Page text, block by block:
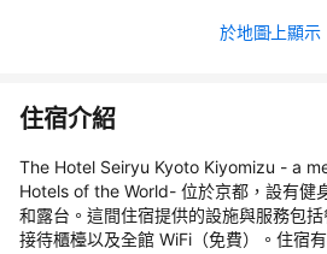
於地圖上顯示
住宿介紹
The Hotel Seiryu Kyoto Kiyomizu - a
Hotels of the World- 位於京都，設有健
和露台。這間住宿提供的設施與服務包
接待櫃檯以及全館 WiFi（免費）。住宿